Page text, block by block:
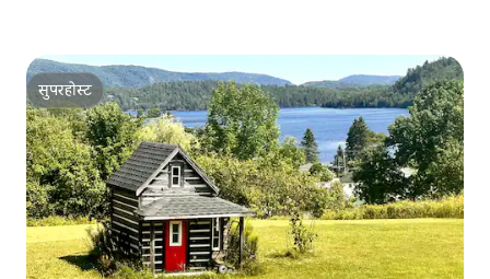
सुपरहोस्ट
सुपरहोस्ट